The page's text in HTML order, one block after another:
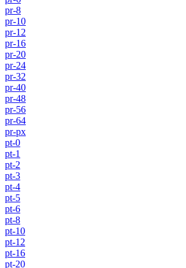
pr-8
pr-10
pr-12
pr-16
pr-20
pr-24
pr-32
pr-40
pr-48
pr-56
pr-64
pr-px
pt-0
pt-1
pt-2
pt-3
pt-4
pt-5
pt-6
pt-8
pt-10
pt-12
pt-16
pt-20